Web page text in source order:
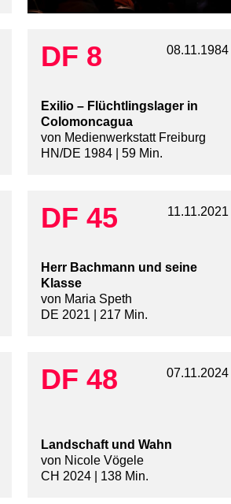
DF 8 08.11.1984
Exilio – Flüchtlingslager in
Colomoncagua
von Medienwerkstatt Freiburg
HN/DE 1984 | 59 Min.
DF 45 11.11.2021
Herr Bachmann und seine
Klasse
von Maria Speth
DE 2021 | 217 Min.
DF 48 07.11.2024
Landschaft und Wahn
von Nicole Vögele
CH 2024 | 138 Min.